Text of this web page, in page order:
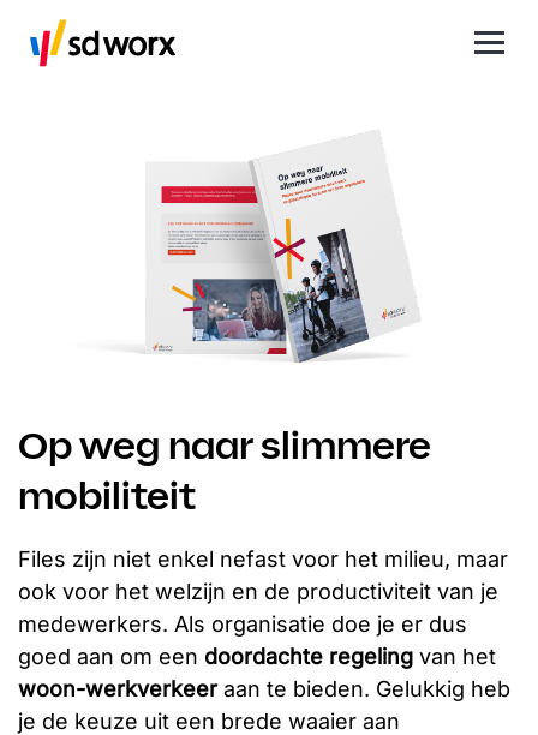
Op weg naar slimmere
mobiliteit
Files zijn niet enkel nefast voor het milieu, maar
ook voor het welzijn en de productiviteit van je
medewerkers. Als organisatie doe je er dus
goed aan om een doordachte regeling van het
woon-werkverkeeraan te bieden. Gelukkig heb
je de keuze uit een brede waaier aan